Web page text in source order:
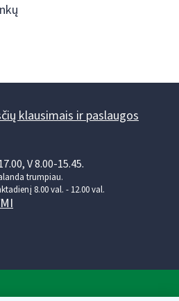
klausimais ir paslaugos
V 8.00-15.45.
trumpiau.
8.00 val. - 12.00 val.